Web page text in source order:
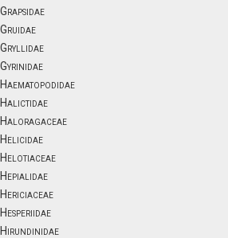
Grapsidae
Gruidae
Gryllidae
Gyrinidae
Haematopodidae
Halictidae
Haloragaceae
Helicidae
Helotiaceae
Hepialidae
Hericiaceae
Hesperiidae
Hirundinidae